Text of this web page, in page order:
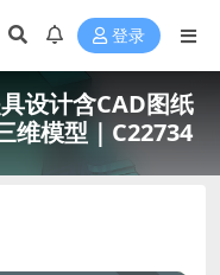
登录
设计含CAD图纸
维模型｜C22734